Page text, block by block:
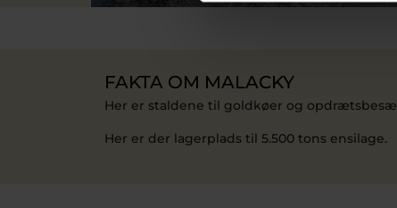
FAKTA OM MALACKY
Her er staldene til goldkøer og
Her er der lagerplads til 5.500 tons ensilage.